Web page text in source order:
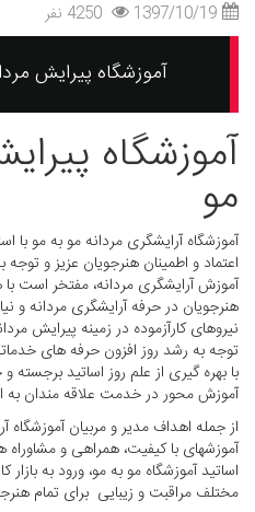
1397/10/19
آموزشگاه پیرایش
آموزشگاه
مو
آموزشگاه آرایشگری مردانه مو به مو با
اعتماد و اطمینان هنرجویان عزیز و
آموزش آرایشگری مردانه، مفتخر است
هنرجویان در حرفه آرایشگری مردانه و
نیروهای کارآزموده در زمینه پیرایش
توجه به رشد روز افزون حرفه های
با بهره گیری از علم روز اساتید
آموزش محور در خدمت علاقه مندان به
از جمله اهداف مدیر و مربیان آموزشگاه
آموزشهای با کیفیت، همراهی و
اساتید آموزشگاه مو به مو، ورود به
مختلف مراقبت و زیبایی برای تمام